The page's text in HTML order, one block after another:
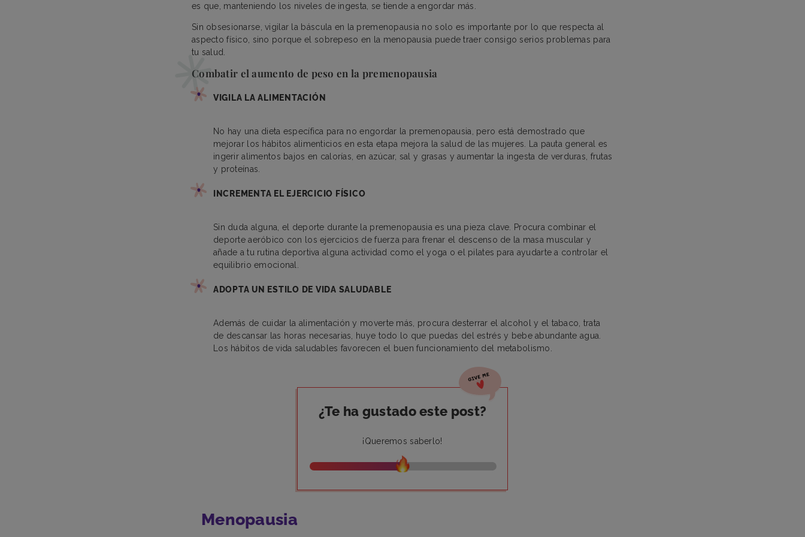
es que, manteniendo los niveles de ingesta, se tiende a engordar más.
Sin obsesionarse, vigilar la báscula en la premenopausia no solo es importante por lo que respecta al
aspecto físico, sino porque el sobrepeso en la menopausia puede traer consigo serios problemas para
tu salud.
Combatir el aumento de peso en la premenopausia
VIGILA LA ALIMENTACIÓN
No hay una dieta específica para no engordar la premenopausia, pero está demostrado que
mejorar los hábitos alimenticios en esta etapa mejora la salud de las mujeres. La pauta general es
ingerir alimentos bajos en calorías, en azúcar, sal y grasas y aumentar la ingesta de verduras, frutas
y proteínas.
INCREMENTA EL EJERCICIO FÍSICO
Sin duda alguna, el deporte durante la premenopausia es una pieza clave. Procura combinar el
deporte aeróbico con los ejercicios de fuerza para frenar el descenso de la masa muscular y
añade a tu rutina deportiva alguna actividad como el yoga o el pilates para ayudarte a controlar el
equilibrio emocional.
ADOPTA UN ESTILO DE VIDA SALUDABLE
Además de cuidar la alimentación y moverte más, procura desterrar el alcohol y el tabaco, trata
de descansar las horas necesarias, huye todo lo que puedas del estrés y bebe abundante agua.
Los hábitos de vida saludables favorecen el buen funcionamiento del metabolismo.
¿Te ha gustado este post?
¡Queremos saberlo!
Menopausia